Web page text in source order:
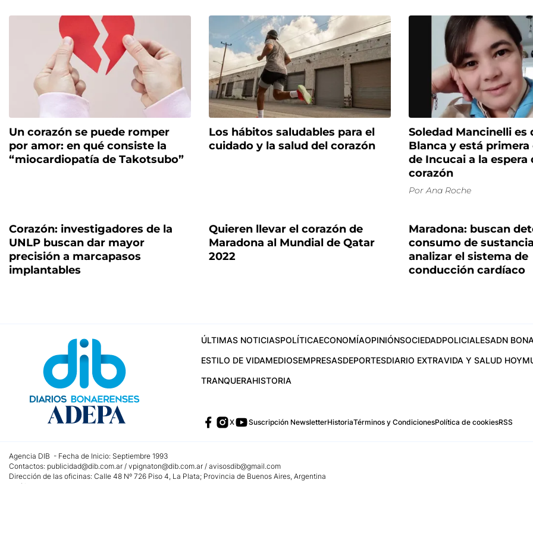
Un corazón se puede romper
por amor: en qué consiste la
“miocardiopatía de Takotsubo”
Los hábitos saludables para el
cuidado y la salud del corazón
Soledad Mancinelli es
Blanca y está primera
de Incucai a la espera
corazón
Por Ana Roche
Corazón: investigadores de la
UNLP buscan dar mayor
precisión a marcapasos
implantables
Quieren llevar el corazón de
Maradona al Mundial de Qatar
2022
Maradona: buscan
consumo de
analizar el sistema de
conducción cardíaco
ÚLTIMAS NOTICIASPOLÍTICAECONOMÍAOPINIÓNSOCIEDADPOLICIALESADN
ESTILO DE VIDAMEDIOSEMPRESASDEPORTESDIARIO EXTRAVIDA Y SALUD HOY
TRANQUERAHISTORIA
X Suscripción NewsletterHistoriaTérminos y CondicionesPolítica de cookiesRSS
Agencia DIB - Fecha de Inicio: Septiembre 1993
Contactos: publicidad@dib.com.ar / vpignaton@dib.com.ar / avisosdib@gmail.com
Dirección de las oficinas: Calle 48 Nº 726 Piso 4, La Plata; Provincia de Buenos Aires, Argentina
Teléfono: +5492215022421 - Whatsapp: +5492215031783